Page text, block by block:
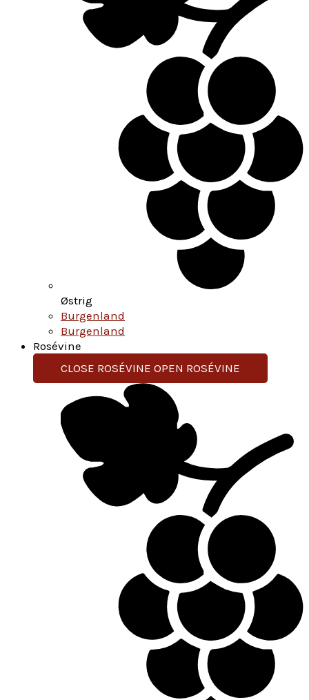
Østrig
Burgenland
Burgenland
Rosévine
CLOSE ROSÉVINE OPEN ROSÉVINE